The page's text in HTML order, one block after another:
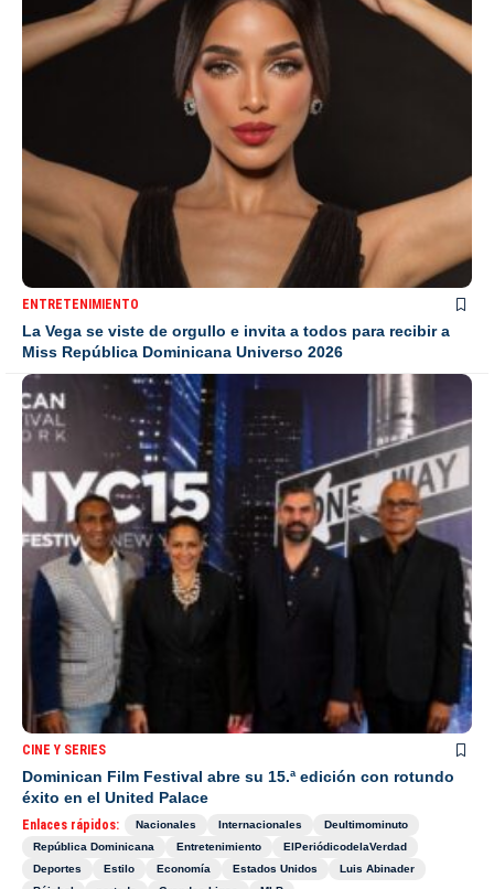
ENTRETENIMIENTO
La Vega se viste de orgullo e invita a todos para recibir a
Miss República Dominicana Universo 2026
CINE Y SERIES
Dominican Film Festival abre su 15.ª edición con rotundo
éxito en el United Palace
Enlaces rápidos: Nacionales Internacionales
Deultimominuto
República Dominicana
Entretenimiento
ElPeriódicodelaVerdad
Deportes
Estilo Economía Estados Unidos
Luis Abinader